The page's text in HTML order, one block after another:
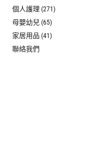
個人護理 (271)
母嬰幼兒 (65)
家居用品 (41)
聯絡我們